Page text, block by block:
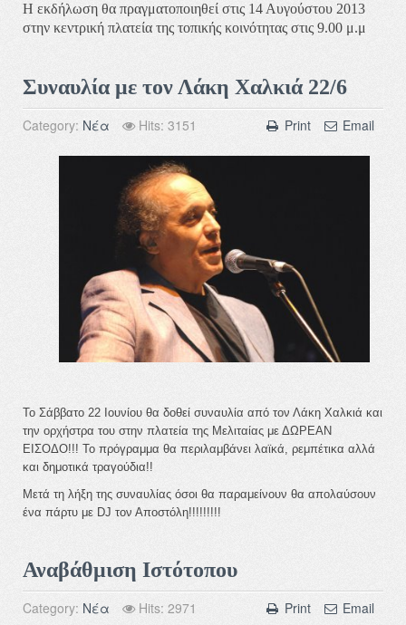
Η εκδήλωση θα πραγματοποιηθεί στις 14 Αυγούστου 2013
στην κεντρική πλατεία της τοπικής κοινότητας στις 9.00 μ.μ
Συναυλία με τον Λάκη Χαλκιά 22/6
Print Email
Category: Νέα Hits: 3151
Το Σάββατο 22 Ιουνίου θα δοθεί συναυλία από τον Λάκη Χαλκιά και
την ορχήστρα του στην πλατεία της Μελιταίας με ΔΩΡΕΑΝ
ΕΙΣΟΔΟ!!! Το πρόγραμμα θα περιλαμβάνει λαϊκά, ρεμπέτικα αλλά
και δημοτικά τραγούδια!!
Μετά τη λήξη της συναυλίας όσοι θα παραμείνουν θα απολαύσουν
ένα πάρτυ με DJ τον Αποστόλη!!!!!!!!!
Αναβάθμιση Ιστότοπου
Print Email
Category: Νέα
Hits: 2971